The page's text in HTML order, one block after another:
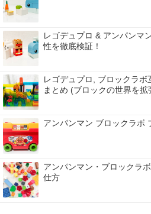
レゴデュプロ & アンパンマ
性を徹底検証！
レゴデュプロ, ブロックラ
まとめ (ブロックの世界を拡
アンパンマン ブロックラボ
アンパンマン・ブロックラ
仕方